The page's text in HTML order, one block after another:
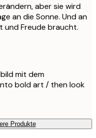
aber sie wird
an die Sonne. Und an
und Freude braucht.
mit dem
bold art / then look
Produkte